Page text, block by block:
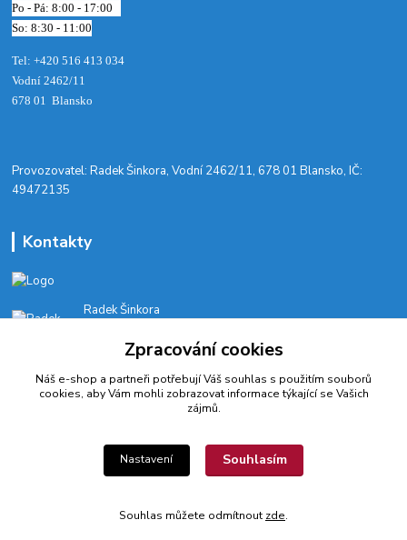
Po - Pá: 8:00 - 17:00
So: 8:30 - 11:00
Tel: +420 516 413 034‬
Vodní 2462/11
678 01 Blansko
​Provozovatel: Radek Šinkora, Vodní 2462/11, 678 01 Blansko, IČ:
49472135
Kontakty
Radek Šinkora
E-SHOP: Po-Pá, 8-17 hod.
cyklobikesport@seznam.cz
© 2022 CykloBikeSport ||| Created by webfotografika.cz
Zpracování cookies
Náš e-shop a partneři potřebují Váš souhlas s použitím souborů
cookies, aby Vám mohli zobrazovat informace týkající se Vašich
zájmů.
Nastavení Souhlasím
Souhlas můžete odmítnout zde.